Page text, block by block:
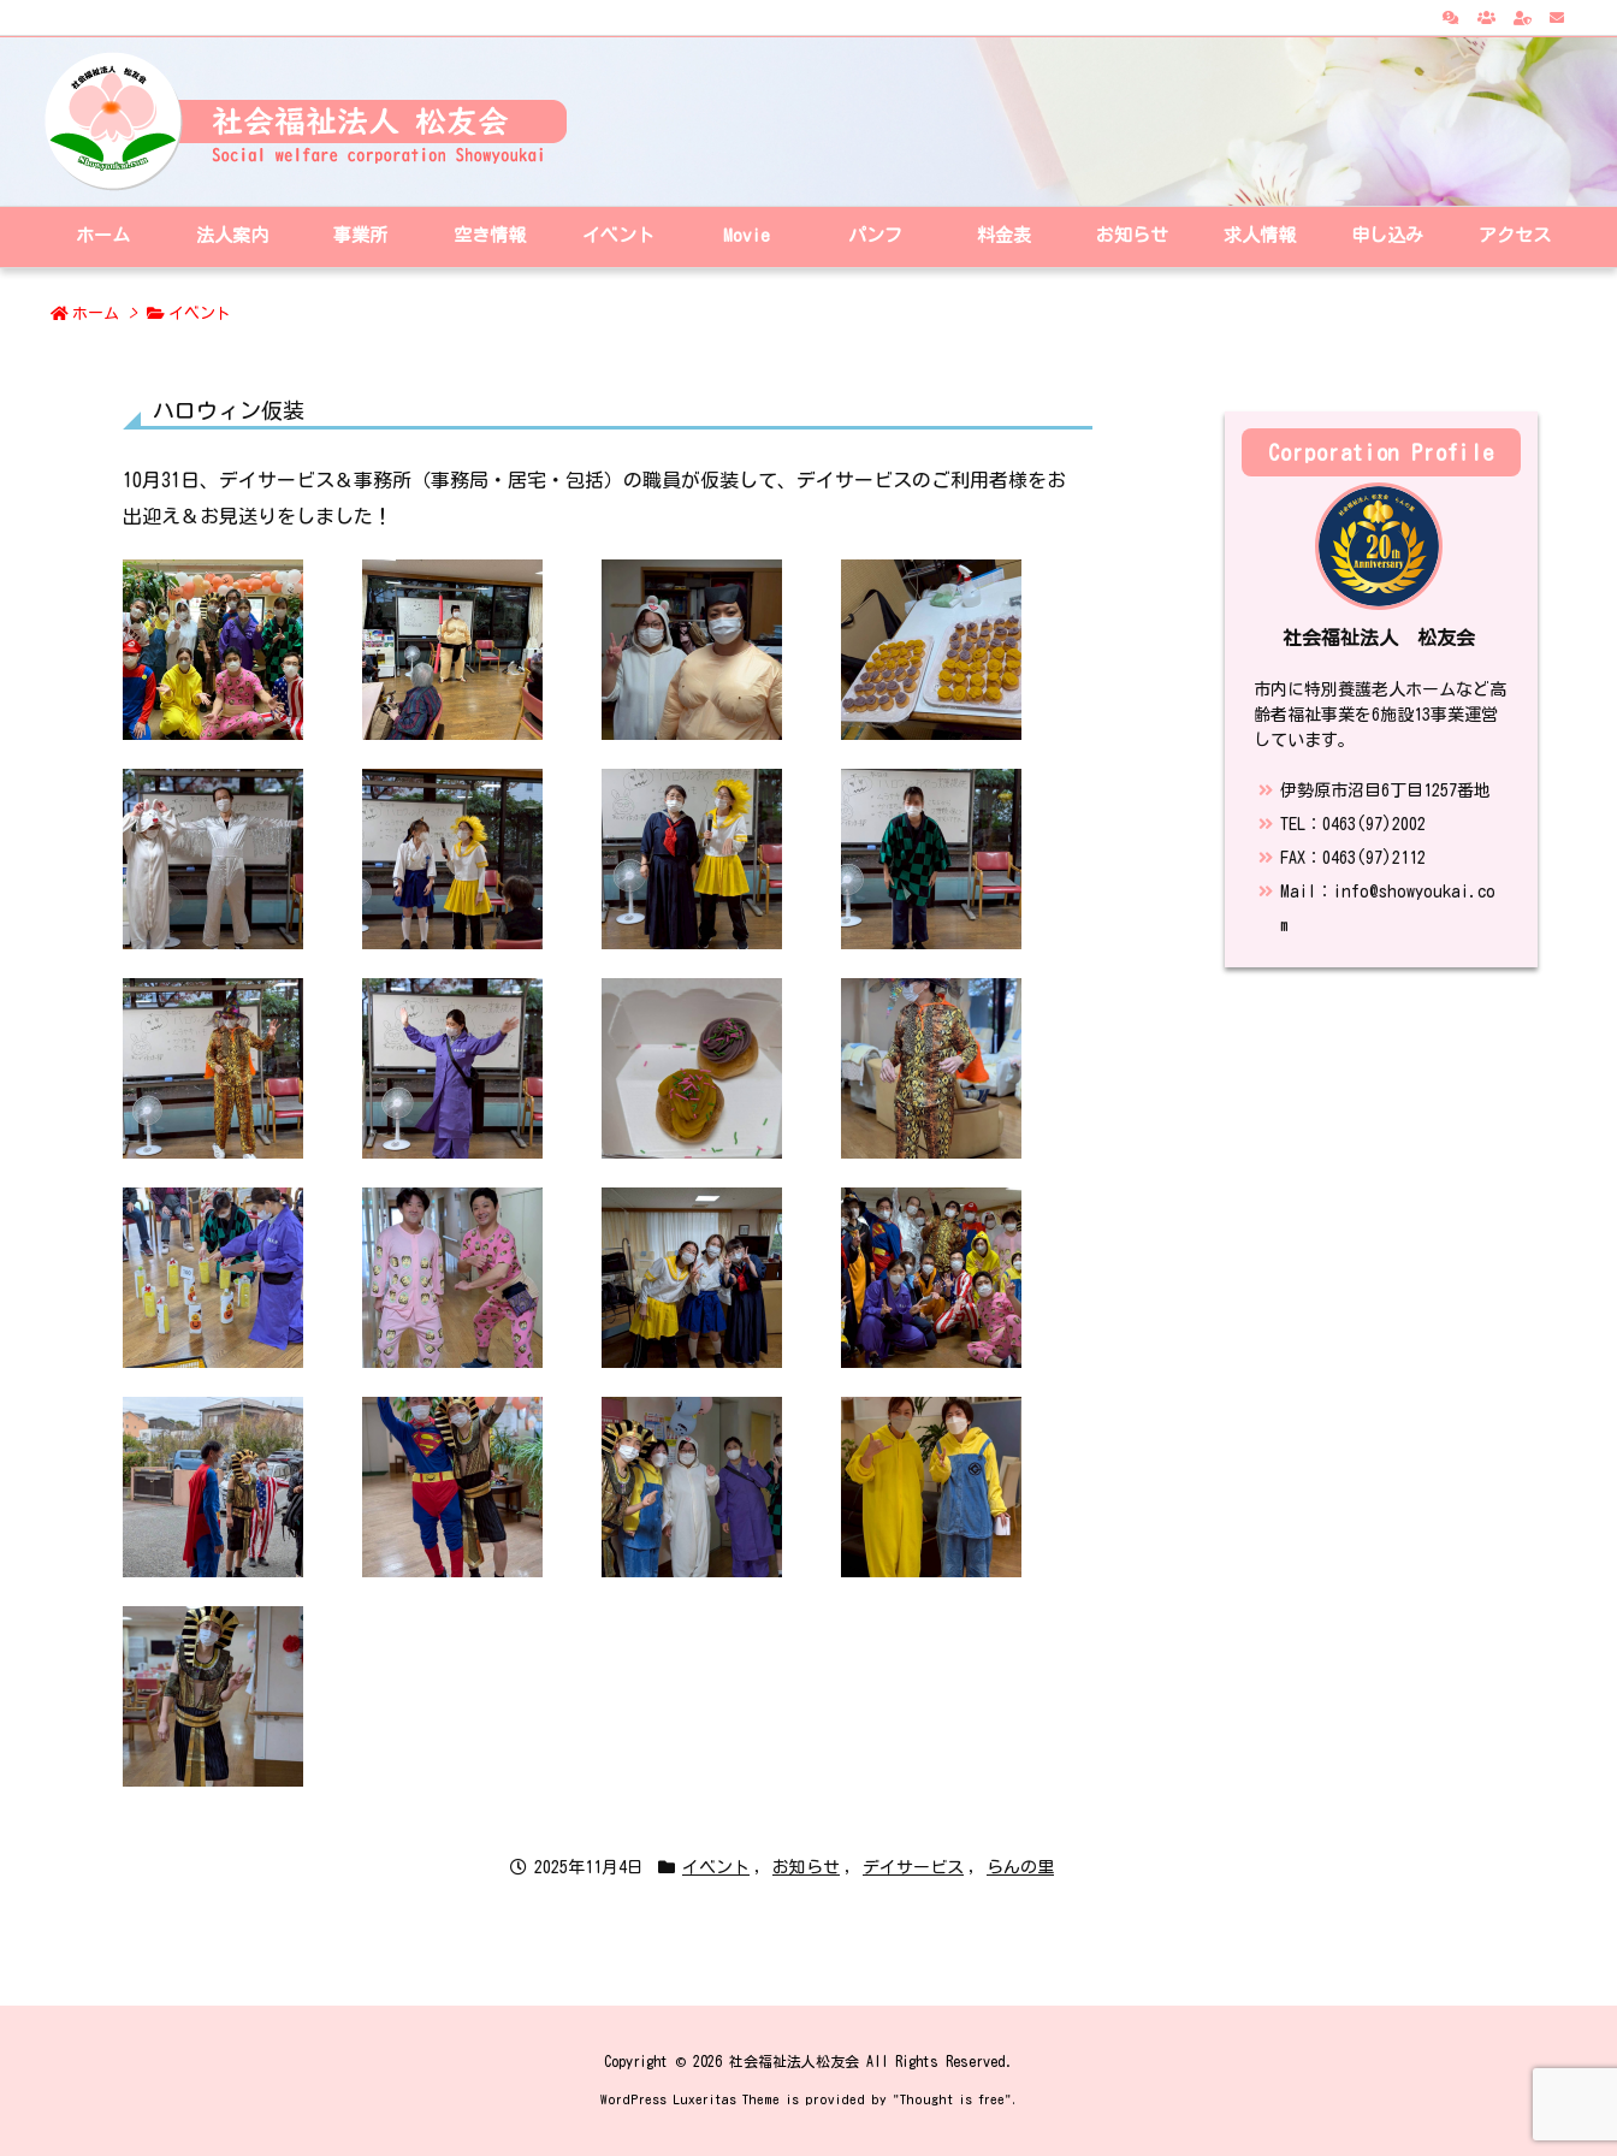
ホーム 法人案内 事業所 空き情報 イベント Movie パンフ 料金表 お知らせ 求人情報 申し込み アクセス
ホーム > イベント
ハロウィン仮装
10月31日、デイサービス＆事務所（事務局・居宅・包括）の職員が仮装して、デイサービスのご利用者様をお
出迎え＆お見送りをしました！
2025年11月4日 イベント , お知らせ , デイサービス , らんの里
Corporation Profile
社会福祉法人 松友会
市内に特別養護老人ホームなど高
齢者福祉事業を6施設13事業運営
しています。
伊勢原市沼目6丁目1257番地
TEL：0463(97)2002
FAX：0463(97)2112
Mail：info@showyoukai.co
m
Copyright © 2026 社会福祉法人松友会 All Rights Reserved.
WordPress Luxeritas Theme is provided by "Thought is free".